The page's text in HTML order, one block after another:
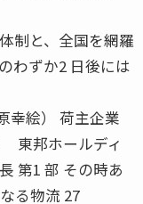
制と、全国を網羅
わずか2 日後には
主企業
邦ホールディ
第1 部 その時あ
なる物流 27